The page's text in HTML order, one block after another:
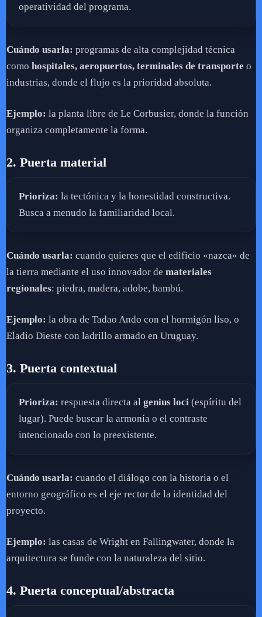
operatividad del programa.
Cuándo usarla: programas de alta complejidad técnica
como hospitales, aeropuertos, terminales de transporte o
industrias, donde el flujo es la prioridad absoluta.
Ejemplo: la planta libre de Le Corbusier, donde la función
organiza completamente la forma.
2. Puerta material
Prioriza: la tectónica y la honestidad constructiva.
Busca a menudo la familiaridad local.
Cuándo usarla: cuando quieres que el edificio «nazca» de
la tierra mediante el uso innovador de materiales
regionales: piedra, madera, adobe, bambú.
Ejemplo: la obra de Tadao Ando con el hormigón liso, o
Eladio Dieste con ladrillo armado en Uruguay.
3. Puerta contextual
Prioriza: respuesta directa al genius loci (espíritu del
lugar). Puede buscar la armonía o el contraste
intencionado con lo preexistente.
Cuándo usarla: cuando el diálogo con la historia o el
entorno geográfico es el eje rector de la identidad del
proyecto.
Ejemplo: las casas de Wright en Fallingwater, donde la
arquitectura se funde con la naturaleza del sitio.
4. Puerta conceptual/abstracta